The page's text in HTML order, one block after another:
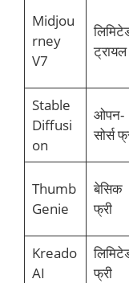
Midjou
rney
V7
ट्रायल
Stable
Diffusi
on
ओपन-
सोर्स
Thumb
Genie
बेसिक
फ्री
Kreado
AI
फ्री